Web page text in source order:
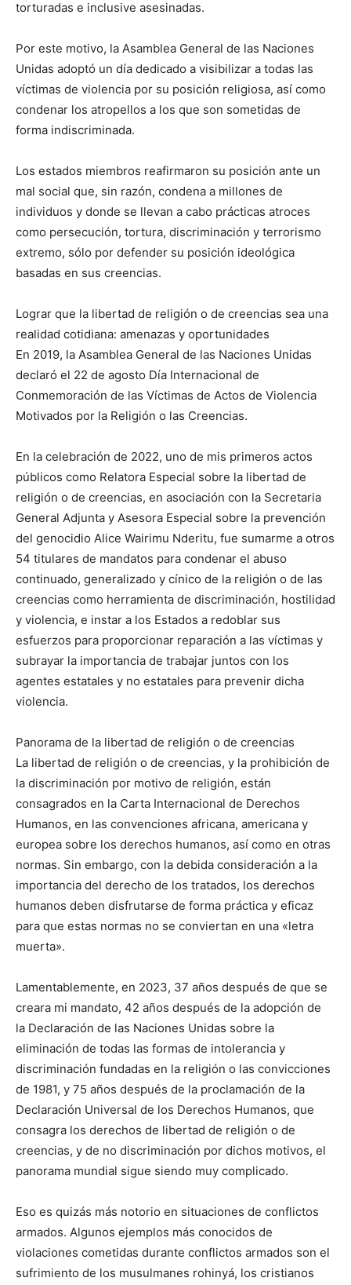
torturadas e inclusive asesinadas.
Por este motivo, la Asamblea General de las Naciones
Unidas adoptó un día dedicado a visibilizar a todas las
víctimas de violencia por su posición religiosa, así como
condenar los atropellos a los que son sometidas de
forma indiscriminada.
Los estados miembros reafirmaron su posición ante un
mal social que, sin razón, condena a millones de
individuos y donde se llevan a cabo prácticas atroces
como persecución, tortura, discriminación y terrorismo
extremo, sólo por defender su posición ideológica
basadas en sus creencias.
Lograr que la libertad de religión o de creencias sea una
realidad cotidiana: amenazas y oportunidades
En 2019, la Asamblea General de las Naciones Unidas
declaró el 22 de agosto Día Internacional de
Conmemoración de las Víctimas de Actos de Violencia
Motivados por la Religión o las Creencias.
En la celebración de 2022, uno de mis primeros actos
públicos como Relatora Especial sobre la libertad de
religión o de creencias, en asociación con la Secretaria
General Adjunta y Asesora Especial sobre la prevención
del genocidio Alice Wairimu Nderitu, fue sumarme a otros
54 titulares de mandatos para condenar el abuso
continuado, generalizado y cínico de la religión o de las
creencias como herramienta de discriminación, hostilidad
y violencia, e instar a los Estados a redoblar sus
esfuerzos para proporcionar reparación a las víctimas y
subrayar la importancia de trabajar juntos con los
agentes estatales y no estatales para prevenir dicha
violencia.
Panorama de la libertad de religión o de creencias
La libertad de religión o de creencias, y la prohibición de
la discriminación por motivo de religión, están
consagrados en la Carta Internacional de Derechos
Humanos, en las convenciones africana, americana y
europea sobre los derechos humanos, así como en otras
normas. Sin embargo, con la debida consideración a la
importancia del derecho de los tratados, los derechos
humanos deben disfrutarse de forma práctica y eficaz
para que estas normas no se conviertan en una «letra
muerta».
Lamentablemente, en 2023, 37 años después de que se
creara mi mandato, 42 años después de la adopción de
la Declaración de las Naciones Unidas sobre la
eliminación de todas las formas de intolerancia y
discriminación fundadas en la religión o las convicciones
de 1981, y 75 años después de la proclamación de la
Declaración Universal de los Derechos Humanos, que
consagra los derechos de libertad de religión o de
creencias, y de no discriminación por dichos motivos, el
panorama mundial sigue siendo muy complicado.
Eso es quizás más notorio en situaciones de conflictos
armados. Algunos ejemplos más conocidos de
violaciones cometidas durante conflictos armados son el
sufrimiento de los musulmanes rohinyá, los cristianos